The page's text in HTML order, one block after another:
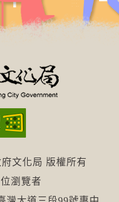
文化局 版權所有
位瀏覽者